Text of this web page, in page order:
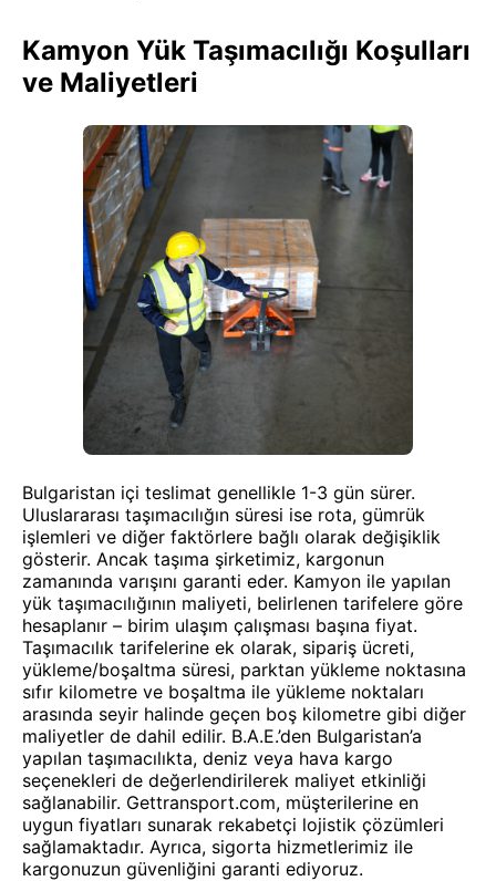
Kamyon Yük Taşımacılığı Koşulları
ve Maliyetleri
Bulgaristan içi teslimat genellikle 1-3 gün sürer.
Uluslararası taşımacılığın süresi ise rota, gümrük
işlemleri ve diğer faktörlere bağlı olarak değişiklik
gösterir. Ancak taşıma şirketimiz, kargonun
zamanında varışını garanti eder. Kamyon ile yapılan
yük taşımacılığının maliyeti, belirlenen tarifelere göre
hesaplanır – birim ulaşım çalışması başına fiyat.
Taşımacılık tarifelerine ek olarak, sipariş ücreti,
yükleme/boşaltma süresi, parktan yükleme noktasına
sıfır kilometre ve boşaltma ile yükleme noktaları
arasında seyir halinde geçen boş kilometre gibi diğer
maliyetler de dahil edilir. B.A.E.’den Bulgaristan’a
yapılan taşımacılıkta, deniz veya hava kargo
seçenekleri de değerlendirilerek maliyet etkinliği
sağlanabilir. Gettransport.com, müşterilerine en
uygun fiyatları sunarak rekabetçi lojistik çözümleri
sağlamaktadır. Ayrıca, sigorta hizmetlerimiz ile
kargonuzun güvenliğini garanti ediyoruz.